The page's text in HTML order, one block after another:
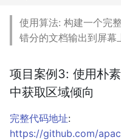
使用算法: 构建一个完
错分的文档输出到屏幕
项目案例3: 使用朴
中获取区域倾向
完整代码地址:
https://github.com/